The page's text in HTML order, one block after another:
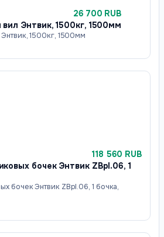
26 700 RUB
Энтвик, 1500кг, 1500мм
1500кг, 1500мм
118 560 RUB
бочек Энтвик ZBpl.06, 1
бочек Энтвик ZBpl.06, 1 бочка,